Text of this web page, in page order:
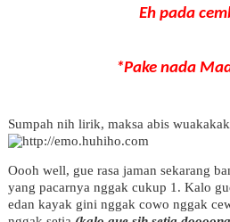
Eh pada
*Pake nada
Sumpah nih lirik, maksa abis
Oooh well, gue rasa jaman sekarang
yang pacarnya nggak cukup 1. Kalo
edan kayak gini nggak cowo nggak